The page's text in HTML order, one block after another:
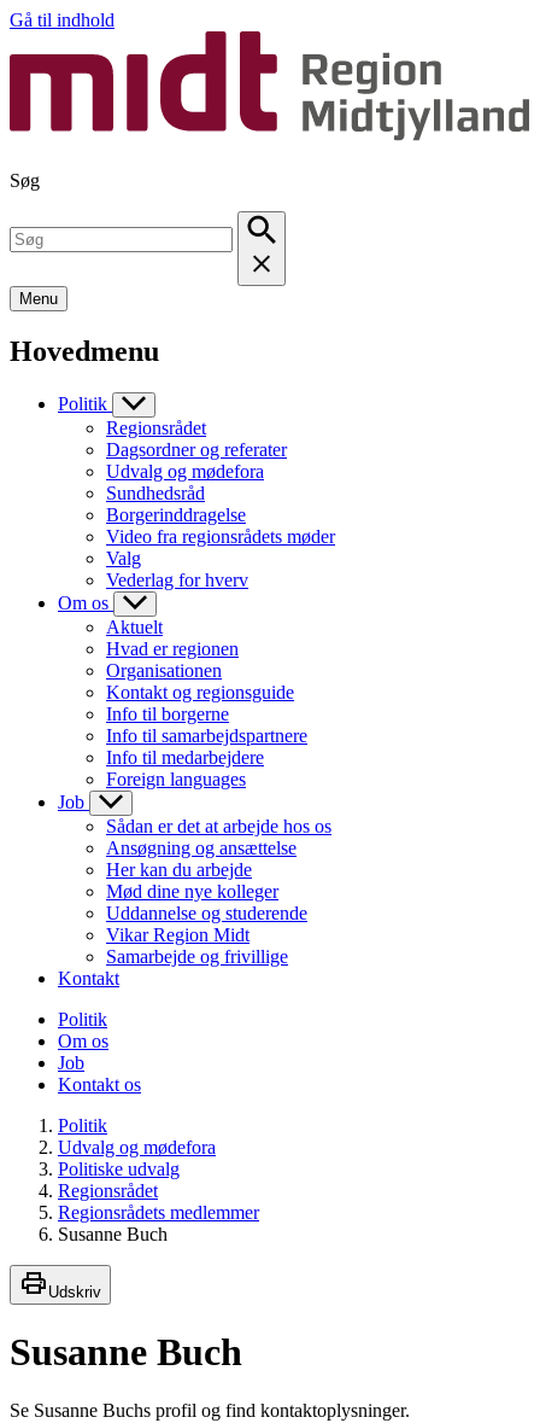
Gå til indhold
Søg
Menu
Hovedmenu
Politik
Regionsrådet
Dagsordner og referater
Udvalg og mødefora
Sundhedsråd
Borgerinddragelse
Video fra regionsrådets møder
Valg
Vederlag for hverv
Om os
Aktuelt
Hvad er regionen
Organisationen
Kontakt og regionsguide
Info til borgerne
Info til samarbejdspartnere
Info til medarbejdere
Foreign languages
Job
Sådan er det at arbejde hos os
Ansøgning og ansættelse
Her kan du arbejde
Mød dine nye kolleger
Uddannelse og studerende
Vikar Region Midt
Samarbejde og frivillige
Kontakt
Politik
Om os
Job
Kontakt os
Politik
Udvalg og mødefora
Politiske udvalg
Regionsrådet
Regionsrådets medlemmer
Susanne Buch
Udskriv
Susanne Buch
Se Susanne Buchs profil og find kontaktoplysninger.